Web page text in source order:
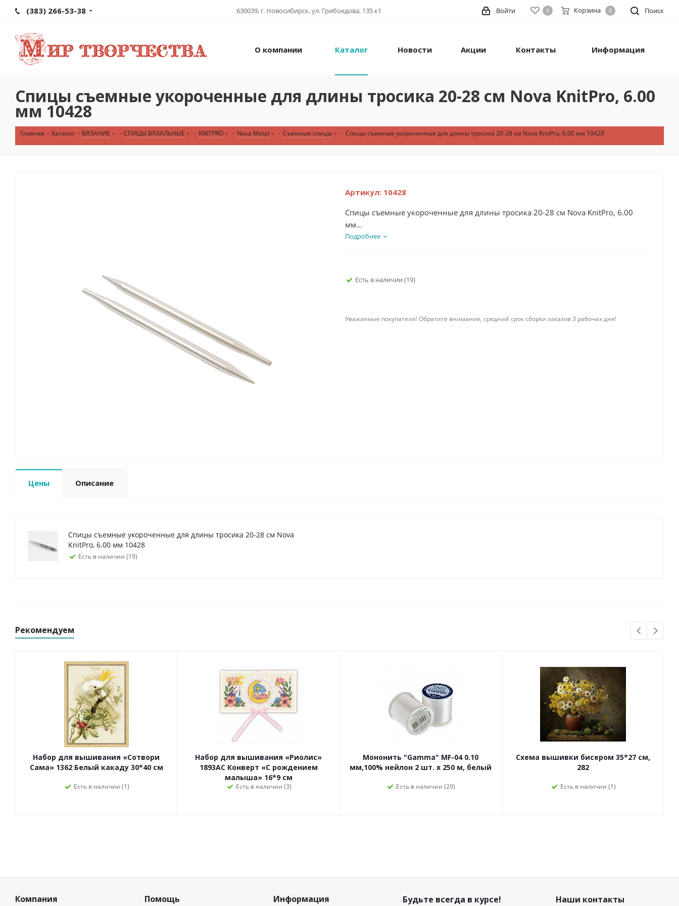
(383) 266-53-38 630039, г. Новосибирск, ул. Грибоедова, 135 к1 Поиск
0 Корзина 0
Войти
О компании Каталог Новости Акции Контакты Информация
Спицы съемные укороченные для длины тросика 20-28 см Nova KnitPro, 6.00
мм 10428
Главная - Каталог - ВЯЗАНИЕ - СПИЦЫ ВЯЗАЛЬНЫЕ - KNITPRO - Nova Metal - Съемные спицы - Спицы съемные укороченные для длины тросика 20-28 см Nova KnitPro, 6.00 мм 10428
Артикул: 10428
Спицы съемные укороченные для длины тросика 20-28 см Nova KnitPro, 6.00
мм...
Подробнее
Есть в наличии (19)
Уважаемые покупатели! Обратите внимание, средний срок сборки заказов 3 рабочих дня!
Цены Описание
Спицы съемные укороченные для длины тросика 20-28 см Nova
KnitPro, 6.00 мм 10428
Есть в наличии (19)
Рекомендуем
Набор для вышивания «Сотвори
Сама» 1362 Белый какаду 30*40 см
Есть в наличии (1)
Набор для вышивания «Риолис»
1893АС Конверт «С рождением
малыша» 16*9 см
Есть в наличии (3)
Мононить "Gamma" MF-04 0.10
мм,100% нейлон 2 шт. х 250 м, белый
Есть в наличии (29)
Схема вышивки бисером 35*27 см,
282
Есть в наличии (1)
Компания Помощь Информация Будьте всегда в курсе! Наши контакты